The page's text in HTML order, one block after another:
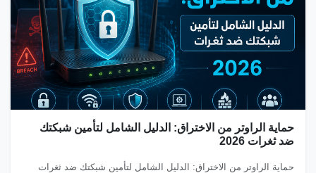
حماية الراوتر من الاختراق: الدليل الشامل لتأمين شبكتك
ضد ثغرات 2026
حماية الراوتر من الاختراق: الدليل الشامل لتأمين شبكتك ضد ثغرات